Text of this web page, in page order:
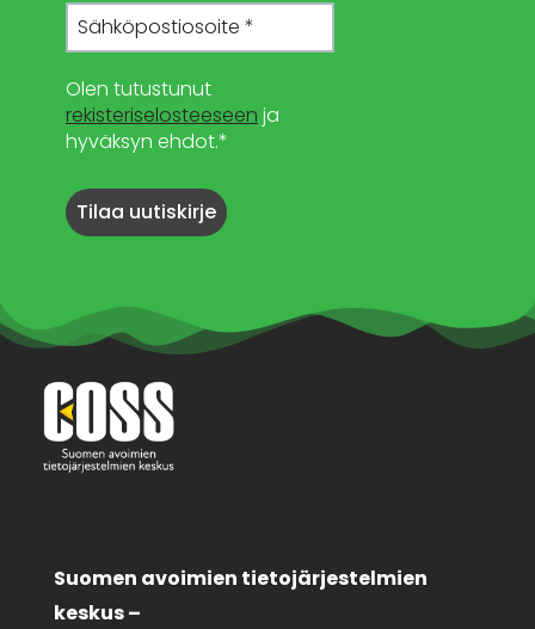
Olen tutustunut
rekisteriselosteeseen ja
hyväksyn ehdot.*
Suomen avoimien tietojärjestelmien
keskus –